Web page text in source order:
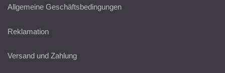
Allgemeine Geschäftsbedingungen
Reklamation
Versand und Zahlung